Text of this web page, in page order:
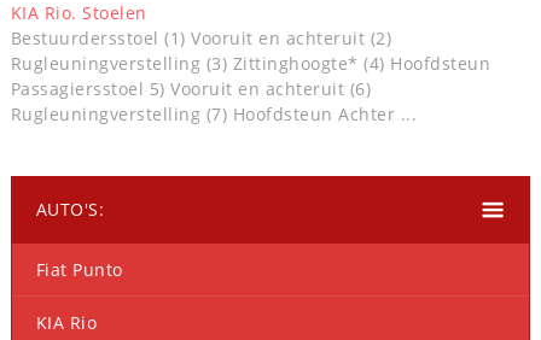
KIA Rio. Stoelen
Bestuurdersstoel (1) Vooruit en achteruit (2)
Rugleuningverstelling (3) Zittinghoogte* (4) Hoofdsteun
Passagiersstoel 5) Vooruit en achteruit (6)
Rugleuningverstelling (7) Hoofdsteun Achter ...
AUTO'S:
Fiat Punto
KIA Rio